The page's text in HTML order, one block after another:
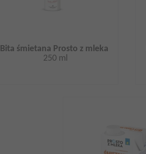
Bita śmietana Prosto z mleka
250 ml